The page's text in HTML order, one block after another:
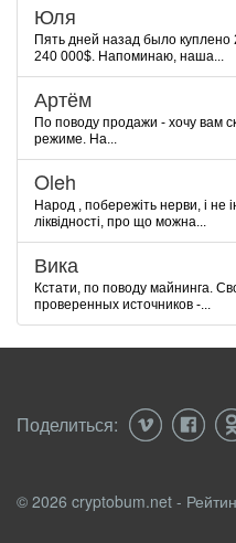
Юля
Пять дней назад было
240 000$. Напоминаю, наша...
Артём
По поводу продажи - хочу вам
режиме. На...
Oleh
Народ , побережіть нерви, і не
ліквідності, про що можна...
Вика
Кстати, по поводу майнинга.
проверенных источников -...
Поделиться:
© 2026 cryptobum.net -